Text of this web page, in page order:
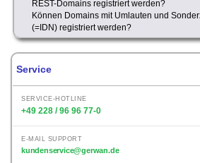
REST-Domains registriert werden?
Können Domains mit Umlauten und
(=IDN) registriert werden?
Service
SERVICE-HOTLINE
+49 228 / 96 96 77-0
E-MAIL SUPPORT
kundenservice@gerwan.de